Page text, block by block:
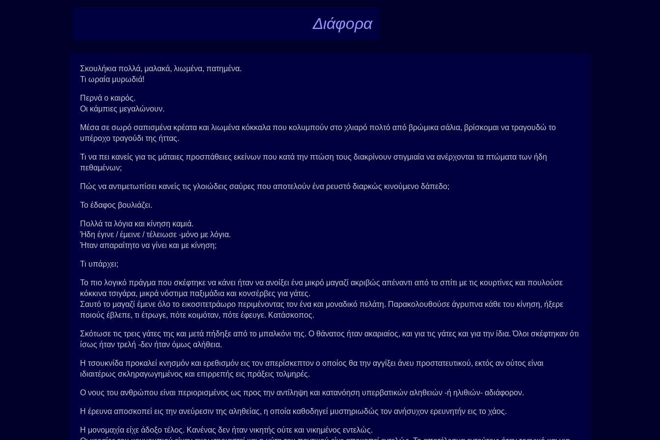
Διάφορα
Σκουλήκια πολλά, μαλακά, λιωμένα, πατημένα.
Τι ωραία μυρωδιά!
Περνά ο καιρός.
Οι κάμπιες μεγαλώνουν.
Μέσα σε σωρό σαπισμένα κρέατα και λιωμένα κόκκαλα που κολυμπούν στο χλιαρό πολτό από βρώμικα σάλια, βρίσκομαι να τραγουδώ το
υπέροχο τραγούδι της ήττας.
Τι να πει κανείς για τις μάταιες προσπάθειες εκείνων που κατά την πτώση τους διακρίνουν στιγμιαία να ανέρχονται τα πτώματα των ήδη
πεθαμένων;
Πώς να αντιμετωπίσει κανείς τις γλοιώδεις σαύρες που αποτελούν ένα ρευστό διαρκώς κινούμενο δάπεδο;
Το έδαφος βουλιάζει.
Πολλά τα λόγια και κίνηση καμιά.
Ήδη έγινε / έμεινε / τέλειωσε -μόνο με λόγια.
Ήταν απαραίτητο να γίνει και με κίνηση;
Τι υπάρχει;
Το πιο λογικό πράγμα που σκέφτηκε να κάνει ήταν να ανοίξει ένα μικρό μαγαζί ακριβώς απέναντι από το σπίτι με τις κουρτίνες και πουλούσε
κόκκινα τσιγάρα, μικρά νόστιμα παξιμάδια και κονσέρβες για γάτες.
Σαυτό το μαγαζί έμενε όλο το εικοσιτετράωρο περιμένοντας τον ένα και μοναδικό πελάτη. Παρακολουθούσε άγρυπνα κάθε του κίνηση, ήξερε
ποιούς έβλεπε, τι έτρωγε, πότε κοιμόταν, πότε έφευγε. Κατάσκοπος.
Σκότωσε τις τρεις γάτες της και μετά πήδηξε από το μπαλκόνι της. Ο θάνατος ήταν ακαριαίος, και για τις γάτες και για την ίδια. Όλοι σκέφτηκαν ότι
ίσως ήταν τρελή -δεν ήταν όμως αλήθεια.
Η τσουκνίδα προκαλεί κνησμόν και ερεθισμόν εις τον απερίσκεπτον ο οποίος θα την αγγίξει άνευ προστατευτικού, εκτός αν ούτος είναι
ιδιαιτέρως σκληραγωγημένος και επιρρεπής εις πράξεις τολμηρές.
Ο νους του ανθρώπου είναι περιορισμένος ως προς την αντίληψη και κατανόηση υπερβατικών αληθειών -ή ηλιθιών- αδιάφορον.
Η έρευνα αποσκοπεί εις την ανεύρεσιν της αληθείας, η οποία καθοδηγεί μυστηριωδώς τον ανήσυχον ερευνητήν εις το χάος.
Η μονομαχία είχε άδοξο τέλος. Κανένας δεν ήταν νικητής ούτε και νικημένος εντελώς.